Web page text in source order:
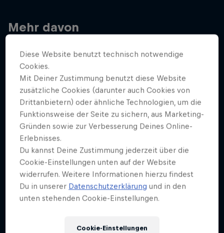
Mehr davon
Diese Website benutzt technisch notwendige
Cookies.
Mit Deiner Zustimmung benutzt diese Website
zusätzliche Cookies (darunter auch Cookies von
Drittanbietern) oder ähnliche Technologien, um die
Funktionsweise der Seite zu sichern, aus Marketing-
Gründen sowie zur Verbesserung Deines Online-
Erlebnisses.
Du kannst Deine Zustimmung jederzeit über die
Cookie-Einstellungen unten auf der Website
widerrufen. Weitere Informationen hierzu findest
Du in unserer Datenschutzerklärung und in den
unten stehenden Cookie-Einstellungen.
Cookie-Einstellungen